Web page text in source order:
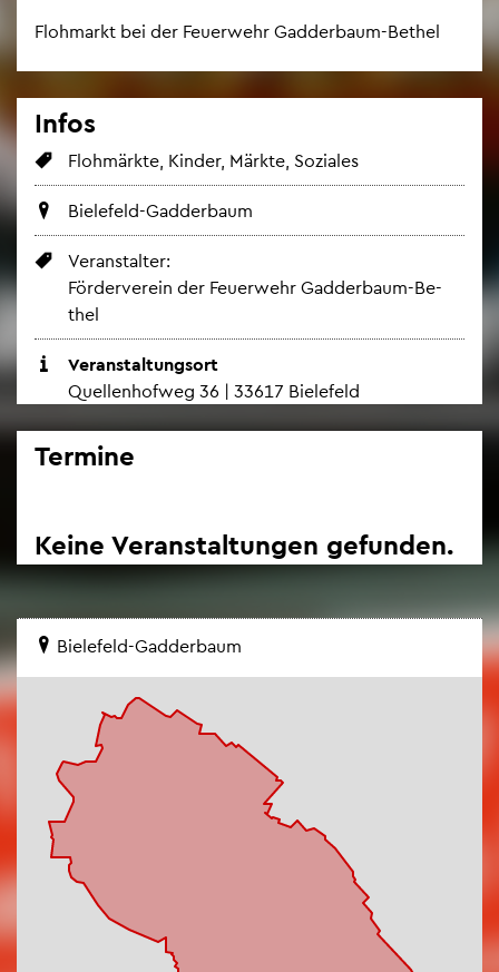
Floh­markt bei der Feu­er­wehr Gad­der­baum-Be­thel
Infos
Floh­märk­te, Kin­der, Märk­te, So­zia­les
Bie­le­feld-Gad­der­baum
Ver­an­stal­ter:
För­der­ver­ein der Feu­er­wehr Gad­der­baum-Be­
thel
Ver­an­stal­tungs­ort
Quel­len­hof­weg 36 | 33617 Bie­le­feld
Ter­mi­ne
Keine Ver­an­stal­tun­gen ge­fun­den.
Bie­le­feld-Gad­der­baum